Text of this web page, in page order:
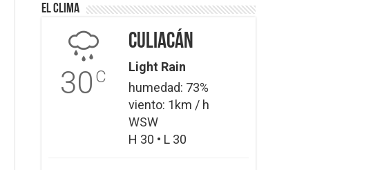
El Clima
30 C
Culiacán
Light Rain
humedad: 73%
viento: 1km / h
WSW
H 30 • L 30